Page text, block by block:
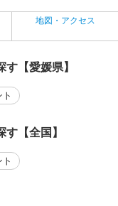
地図・アクセス
【愛媛県】
【全国】